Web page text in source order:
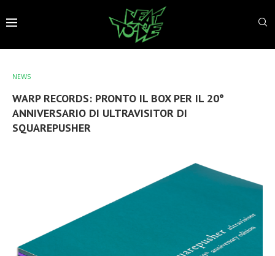
NEWS
WARP RECORDS: PRONTO IL BOX PER IL 20°
ANNIVERSARIO DI ULTRAVISITOR DI
SQUAREPUSHER